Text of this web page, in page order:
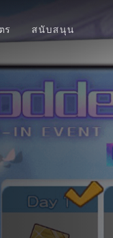
ร สนับสนุน